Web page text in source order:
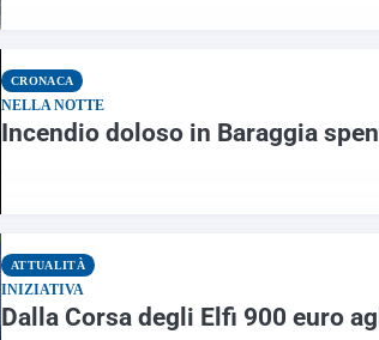
CRONACA
NELLA NOTTE
Incendio doloso in Baraggia
ATTUALITÀ
INIZIATIVA
Dalla Corsa degli Elfi 900 euro